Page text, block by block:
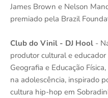
James Brown e Nelson
premiado pela Brazil
Club do Vinil - DJ Hool -
produtor cultural e
Geografia e Educação
na adolescência, inspirado
cultura hip-hop em